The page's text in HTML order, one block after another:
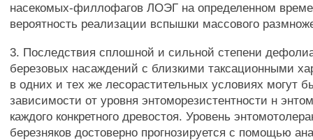
насекомых-филлофагов ЛОЭГ на определенном
вероятность реализации вспышки массового
3. Последствия сплошной и сильной степени
березовых насаждений с близкими таксационными
в одних и тех же лесорастительных условиях могут
зависимости от уровня энтоморезистентности н
каждого конкретного древостоя. Уровень
березняков достоверно прогнозируется с помощью